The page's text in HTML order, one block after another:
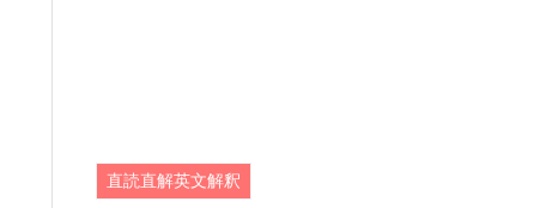
直読直解英文解釈